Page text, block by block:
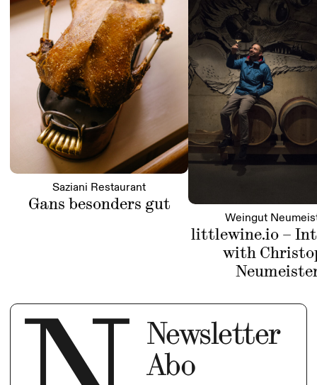
Saziani Restaurant
Gans besonders gut
Weingut
littlewine.io –
with
Newsletter
Abo